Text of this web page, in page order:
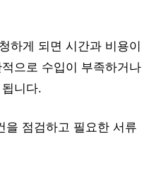
하게 되면 시간과 비용이
으로 수입이 부족하거나
니다.
을 점검하고 필요한 서류